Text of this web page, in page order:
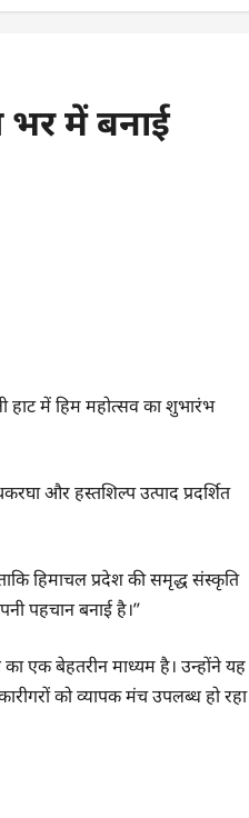
भर में बनाई
हाट में हिम महोत्सव का शुभारंभ
और हस्तशिल्प उत्पाद प्रदर्शित
हिमाचल प्रदेश की समृद्ध संस्कृति
पहचान बनाई है।”
एक बेहतरीन माध्यम है। उन्होंने यह
को व्यापक मंच उपलब्ध हो रहा